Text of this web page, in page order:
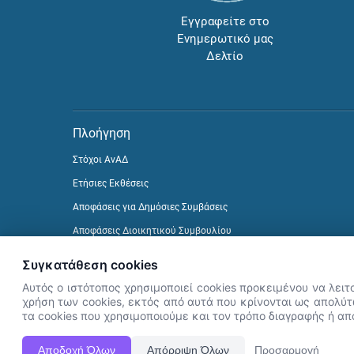
Εγγραφείτε στο
Ενημερωτικό μας
Δελτίο
Πλοήγηση
Στόχοι ΑνΑΔ
Ετήσιες Εκθέσεις
Αποφάσεις για Δημόσιες Συμβάσεις
Αποφάσεις Διοικητικού Συμβουλίου
Συγκατάθεση cookies
Αυτός ο ιστότοπος χρησιμοποιεί cookies προκειμένου να
χρήση των cookies, εκτός από αυτά που κρίνονται ως
τα cookies που χρησιμοποιούμε και τον τρόπο διαγραφής ή
Αποδοχή Όλων Απόρριψη Όλων Προσαρμογή